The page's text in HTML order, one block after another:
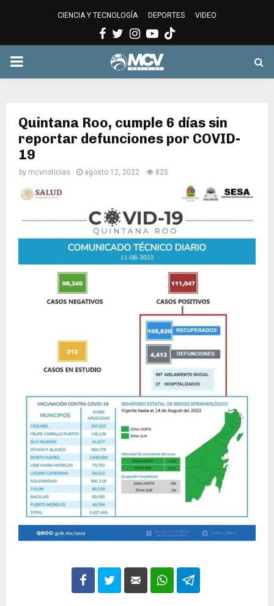
CIENCIA Y TECNOLOGÍA DEPORTES VIDEO
Facebook
Twitter
Instagram
Youtube
PRIMARY
Quintana Roo, cumple 6 días sin
reportar defunciones por COVID-
19
by mcvnoticias agosto 12, 2022 825